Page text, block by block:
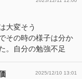
大変そう
その時の様子は分か
。自分の勉強不足
2025/12/10 13:01